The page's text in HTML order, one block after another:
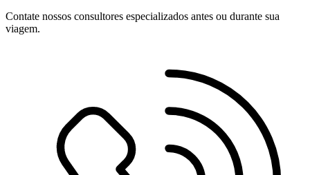
Contate nossos consultores especializados antes ou durante sua
viagem.